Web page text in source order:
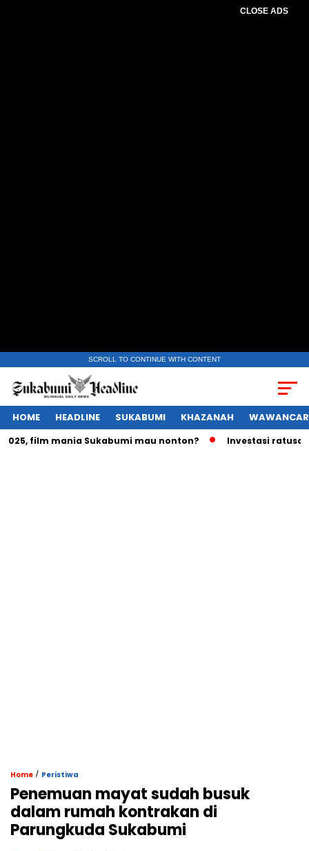
CLOSE ADS
SCROLL TO CONTINUE WITH CONTENT
HOME HEADLINE SUKABUMI KHAZANAH
mania Sukabumi mau nonton? Investasi ratusan
Home / Peristiwa
Penemuan mayat sudah busuk
dalam rumah kontrakan di
Parungkuda Sukabumi